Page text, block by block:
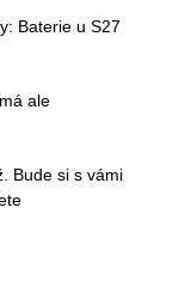
Baterie u S27
ale
Bude si s vámi